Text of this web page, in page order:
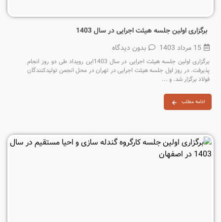
برگزاری اولین جلسه هیئت اجرایی در سال 1403
15 مرداد 1403
بدون دیدگاه
برگزاری اولین جلسه هیئت اجرایی در سال 1403این رویداد طی دو روز انجام
پذیرفت. در روز اول جلسه هیئت اجرایی در تهران در محل انجمن تولیدکنندگان
فولاد برگزار شد. و ...
ادامه مطلب